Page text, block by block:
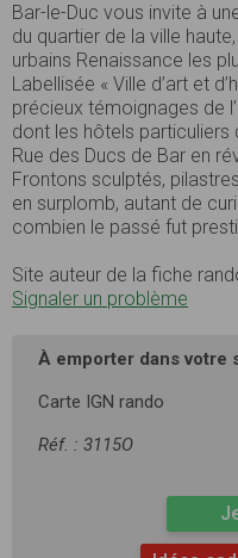
Bar-le-Duc vous invite à
du quartier de la ville
urbains Renaissance les
Labellisée « Ville d’art et
précieux témoignages de
dont les hôtels particuliers
Rue des Ducs de Bar en
Frontons sculptés,
en surplomb, autant de
combien le passé fut
Site auteur de la fiche
Signaler un problème
À emporter dans votre
Carte IGN rando
Réf. : 3115O